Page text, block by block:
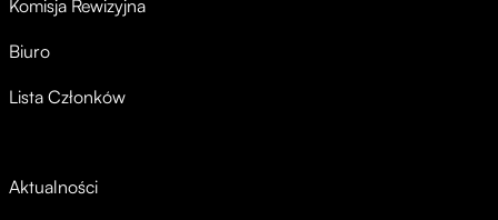
Komisja Rewizyjna
Biuro
Lista Członków
Aktualności